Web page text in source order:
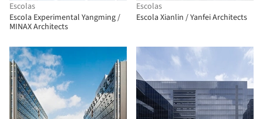
Escolas
Escola Experimental Yangming /
MINAX Architects
Escolas
Escola Xianlin / Yanfei Architects